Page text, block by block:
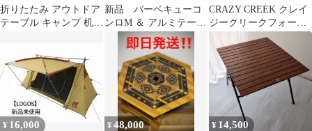
折りたたみ アウトドア
テーブル キャンプ 机
新品 バーベキューコ
ンロM ＆ アルミテーブ
ル キャンプ アウト
ドア イベント
CRAZY CREEK クレイ
ジークリークフォール
ディング エコロジーテ
ーブル
¥ 16,000 ¥48,000 ¥ 14,500